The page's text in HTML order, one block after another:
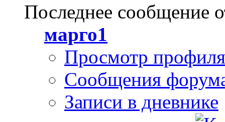
Последнее сообщение
марго1
Просмотр профиля
Сообщения
Записи в дневнике